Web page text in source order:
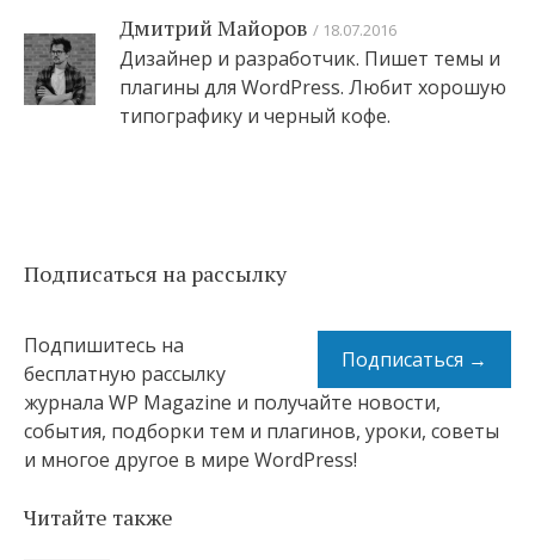
Дмитрий Майоров 18.07.2016
Дизайнер и разработчик. Пишет темы и
плагины для WordPress. Любит хорошую
типографику и черный кофе.
Подписаться на рассылку
Подписаться →
Подпишитесь на
бесплатную рассылку
журнала WP Magazine и получайте новости,
события, подборки тем и плагинов, уроки, советы
и многое другое в мире WordPress!
Читайте также